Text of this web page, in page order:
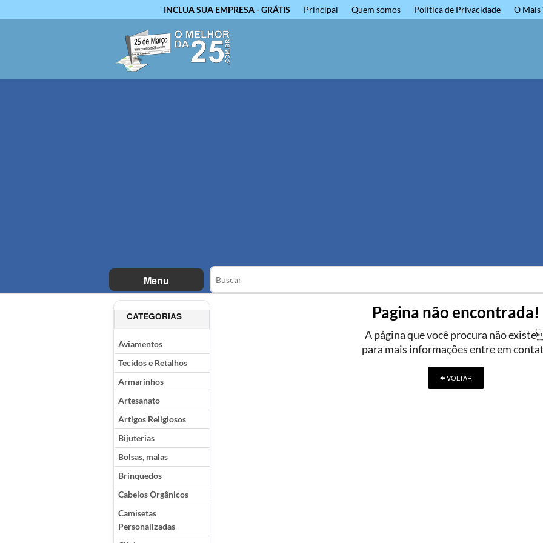
INCLUA SUA EMPRESA - GRÁTIS Principal Quem somos Política de Privacidade O Mais
Menu
CATEGORIAS
Aviamentos
Tecidos e Retalhos
Armarinhos
Artesanato
Artigos Religiosos
Bijuterias
Bolsas, malas
Brinquedos
Cabelos Orgânicos
Camisetas
Personalizadas
Pagina não encontrada!
A página que você procura não
para mais informações entre em
VOLTAR